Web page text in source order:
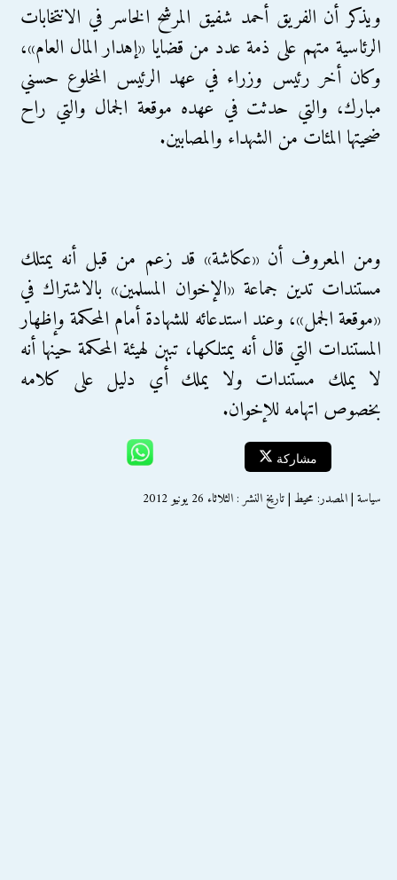
ويذكر أن الفريق أحمد شفيق المرشح الخاسر في الانتخابات
الرئاسية متهم على ذمة عدد من قضايا «إهدار المال العام»،
وكان أخر رئيس وزراء في عهد الرئيس المخلوع حسني
مبارك، والتي حدثت في عهده موقعة الجمال والتي راح
ضحيتها المئات من الشهداء والمصابين.
ومن المعروف أن «عكاشة» قد زعم من قبل أنه يمتلك
مستندات تدين جماعة «الإخوان المسلمين» بالاشتراك في
«موقعة الجمل»، وعند استدعائه للشهادة أمام المحكمة وإظهار
المستندات التي قال أنه يمتلكها، تبين لهيئة المحكمة حينها أنه
لا يملك مستندات ولا يملك أي دليل على كلامه
بخصوص اتهامه للإخوان.
مشاركة
سياسة | المصدر: محيط | تاريخ النشر : الثلاثاء 26 يونيو 2012